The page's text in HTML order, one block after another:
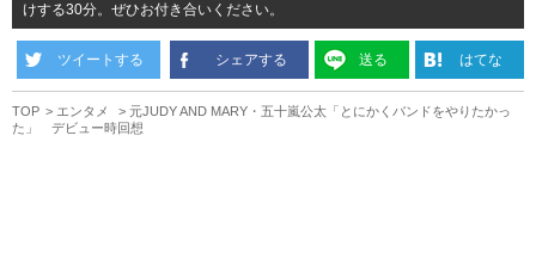
けする30分。ぜひお付き合いください。
ツイートする シェアする 送る はてな
TOP エンタメ
元JUDY AND MARY・五十嵐公太「とにかくバンドをやりたかっ
た」 デビュー時回想